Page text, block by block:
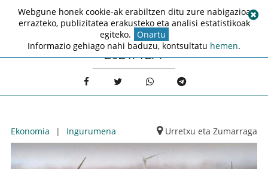
2021/12/1
Ekonomia | Ingurumena Urretxu eta Zumarraga
Webgune honek cookie-ak erabiltzen ditu zure nabigazioa
errazteko, publizitatea erakusteko eta analisi estatistikoak
egiteko. Onartu
Informazio gehiago nahi baduzu, kontsultatu hemen.